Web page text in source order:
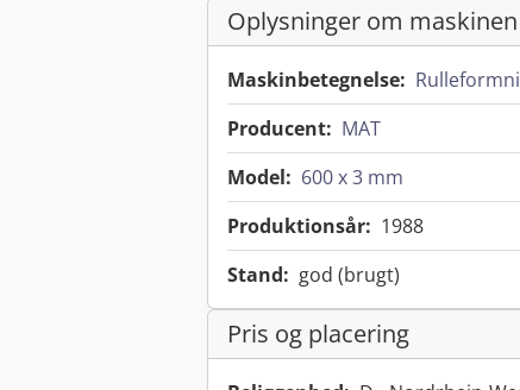
Oplysninger om maskinen
Maskinbetegnelse:
Producent: MAT
Model: 600 x 3 mm
Produktionsår: 1988
Stand: god (brugt)
Pris og placering